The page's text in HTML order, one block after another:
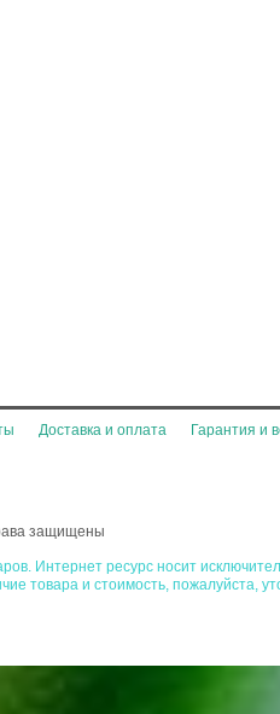
Доставка и оплата Гарантия и
защищены
Интернет ресурс носит
товара и стоимость, пожалуйста,